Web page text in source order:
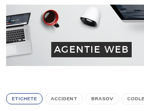
ETICHETE ACCIDENT BRASOV